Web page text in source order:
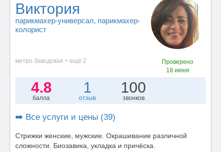
Виктория
парикмахер-универсал, парикмахер-
колорист
метро Заводская + ещё 2
Проверено
18 июня
4.8
балла
1
отзыв
100
звонков
➡️ Все услуги и цены (39)
Стрижки женские, мужские. Окрашивание различной
сложности. Биозавика, укладка и причёска.